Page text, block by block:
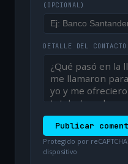
(OPCIONAL)
DETALLE DEL CONTACTO
Publicar
Protegido por
dispositivo